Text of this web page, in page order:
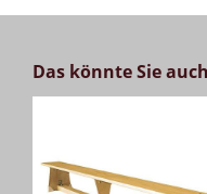
Das könnte Sie